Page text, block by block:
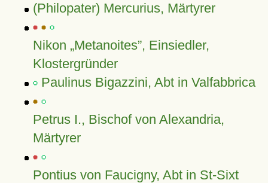
(Philopater) Mercurius, Märtyrer
Nikon Metanoites , Einsiedler,
Klostergründer
Paulinus Bigazzini, Abt in Valfabbrica
Petrus I., Bischof von Alexandria,
Märtyrer
Pontius von Faucigny, Abt in St-Sixt